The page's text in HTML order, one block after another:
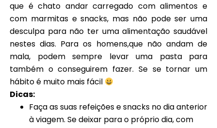
que é chato andar carregado com alimentos e
com marmitas e snacks, mas não pode ser uma
desculpa para não ter uma alimentação saudável
nestes dias. Para os homens,que não andam de
mala, podem sempre levar uma pasta para
também o conseguirem fazer. Se se tornar um
hábito é muito mais fácil
Dicas:
Faça as suas refeições e snacks no dia anterior
à viagem. Se deixar para o próprio dia, com